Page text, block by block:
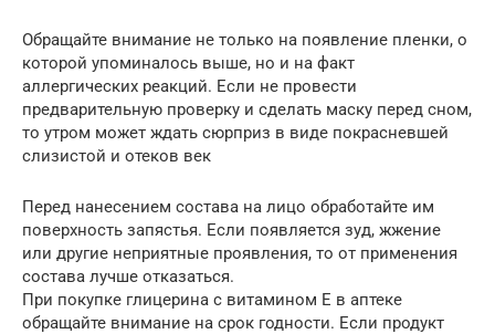
Обращайте внимание не только на появление пленки, о
которой упоминалось выше, но и на факт
аллергических реакций. Если не провести
предварительную проверку и сделать маску перед сном,
то утром может ждать сюрприз в виде покрасневшей
слизистой и отеков век
Перед нанесением состава на лицо обработайте им
поверхность запястья. Если появляется зуд, жжение
или другие неприятные проявления, то от применения
состава лучше отказаться.
При покупке глицерина с витамином Е в аптеке
обращайте внимание на срок годности. Если продукт